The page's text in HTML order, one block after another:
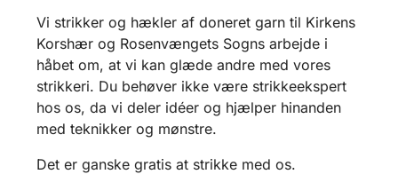
Vi strikker og hækler af doneret garn til Kirkens
Korshær og Rosenvængets Sogns arbejde i
håbet om, at vi kan glæde andre med vores
strikkeri. Du behøver ikke være strikkeekspert
hos os, da vi deler idéer og hjælper hinanden
med teknikker og mønstre.
Det er ganske gratis at strikke med os.